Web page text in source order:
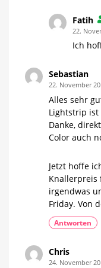
Fatih
22.
Ich
Sebastian
22. November
Alles sehr
Lightstrip ist
Danke,
Color auch
Jetzt hoffe
Knallerpreis
irgendwas
Friday. Von
Antworten
Chris
24. November